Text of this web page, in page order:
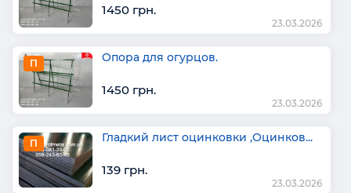
1450 грн.
23.03.2026
П Опора для огурцов.
1450 грн.
23.03.2026
П Гладкий лист оцинковки ,Оцинков...
139 грн.
23.03.2026